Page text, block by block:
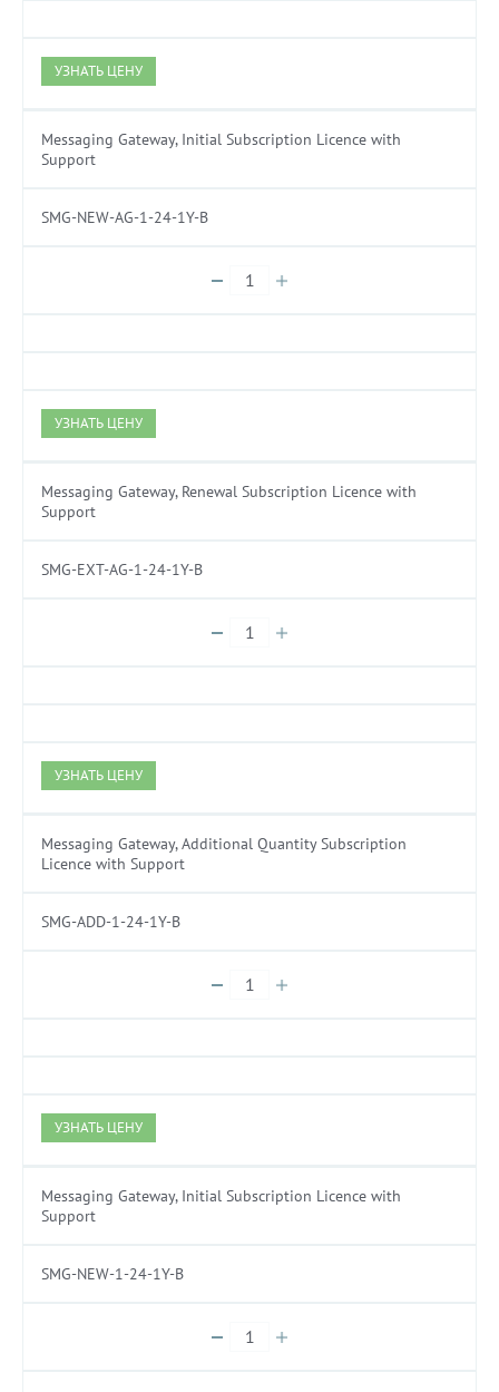
УЗНАТЬ ЦЕНУ
Messaging Gateway, Initial Subscription Licence with
Support
SMG-NEW-AG-1-24-1Y-B
УЗНАТЬ ЦЕНУ
Messaging Gateway, Renewal Subscription Licence with
Support
SMG-EXT-AG-1-24-1Y-B
УЗНАТЬ ЦЕНУ
Messaging Gateway, Additional Quantity Subscription
Licence with Support
SMG-ADD-1-24-1Y-B
УЗНАТЬ ЦЕНУ
Messaging Gateway, Initial Subscription Licence with
Support
SMG-NEW-1-24-1Y-B